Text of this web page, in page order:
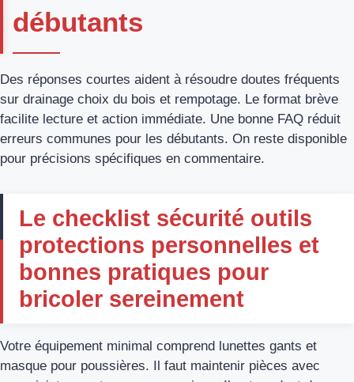
débutants
Des réponses courtes aident à résoudre doutes fréquents
sur drainage choix du bois et rempotage. Le format brève
facilite lecture et action immédiate. Une bonne FAQ réduit
erreurs communes pour les débutants. On reste disponible
pour précisions spécifiques en commentaire.
Le checklist sécurité outils
protections personnelles et
bonnes pratiques pour
bricoler sereinement
Votre équipement minimal comprend lunettes gants et
masque pour poussières. Il faut maintenir pièces avec